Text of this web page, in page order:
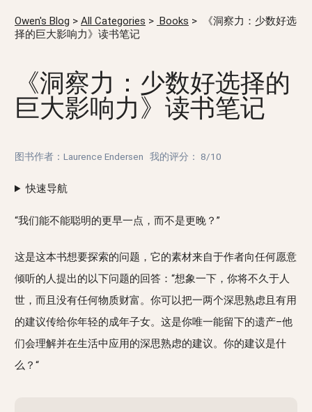
Owen's Blog > All Categories > Books >
《洞察力：少数好选
择的巨大影响力》读书笔记
《洞察力：少数好选择的
巨大影响力》读书笔记
图书作者：Laurence Endersen 我的评分： 8/10
快速导航
“我们能不能聪明的更早一点，而不是更晚？”
这是这本书想要探索的问题，它的素材来自于作者向任何愿意
倾听的人提出的以下问题的回答：“想象一下，你将不久于人
世，而且没有任何物质财富。你可以把一两个深思熟虑且有用
的建议传给你年轻的成年子女。这是你唯一能留下的遗产–他
们会理解并在生活中应用的深思熟虑的建议。你的建议是什
么？“